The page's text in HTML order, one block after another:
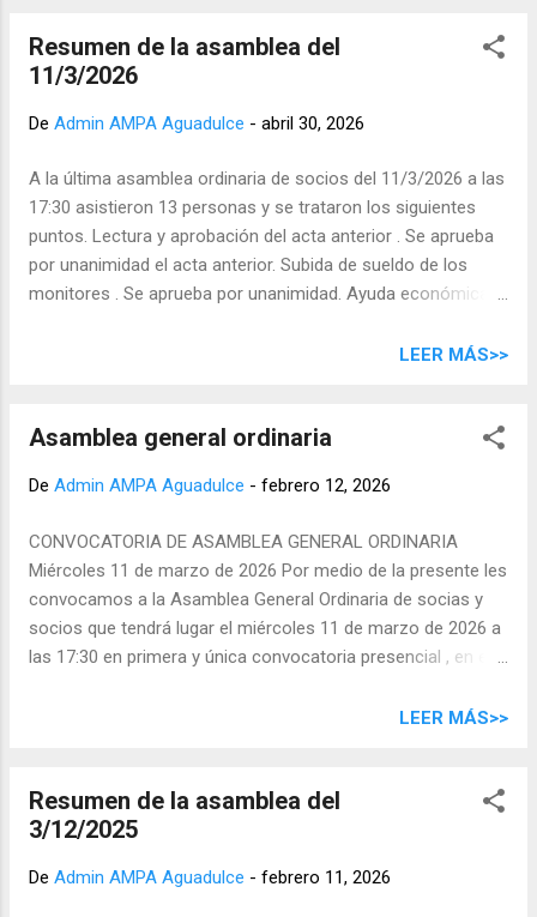
Resumen de la asamblea del
11/3/2026
De Admin AMPA Aguadulce - abril 30, 2026
A la última asamblea ordinaria de socios del 11/3/2026 a las
17:30 asistieron 13 personas y se trataron los siguientes
puntos. Lectura y aprobación del acta anterior . Se aprueba
por unanimidad el acta anterior. Subida de sueldo de los
monitores . Se aprueba por unanimidad. Ayuda económica
la obra de mejora prevista para el escenario. Se pospone la
pagado y en marcha. Se contactará con los facilitadores
Estado del proyecto "Sembrando Futuro": subvención
modelo mixto asambleario usando más el grupo de
WhatsApp y combinándolo con reuniones presenciales. Se
debate modelo de participación para que se impliquen más
las familias. Termina la asamblea a las 18:45 .
LEER MÁS>>
Asamblea general ordinaria
De Admin AMPA Aguadulce - febrero 12, 2026
CONVOCATORIA DE ASAMBLEA GENERAL ORDINARIA
Miércoles 11 de marzo de 2026 Por medio de la presente les
convocamos a la Asamblea General Ordinaria de socias y
socios que tendrá lugar el miércoles 11 de marzo de 2026 a
las 17:30 en primera y única convocatoria presencial , en el
aprobación del acta anterior. Subida de sueldo de losLEER MÁS>>
Resumen de la asamblea del
3/12/2025
De Admin AMPA Aguadulce - febrero 11, 2026